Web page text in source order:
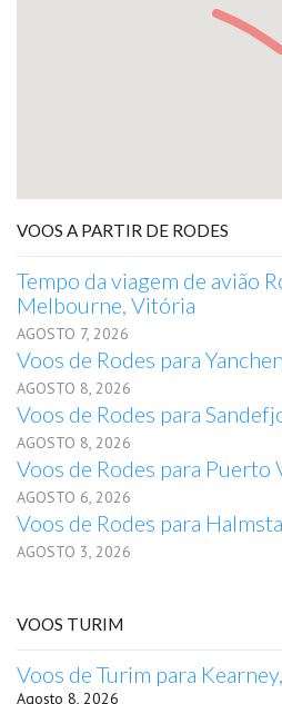
VOOS A PARTIR DE RODES
Tempo da viagem de avião
Melbourne, Vitória
AGOSTO 7, 2026
Voos de Rodes para
AGOSTO 8, 2026
Voos de Rodes para
AGOSTO 8, 2026
Voos de Rodes para Puerto
AGOSTO 6, 2026
Voos de Rodes para
AGOSTO 3, 2026
VOOS TURIM
Voos de Turim para
Agosto 8, 2026